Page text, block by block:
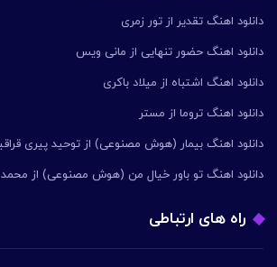
دانلود اهنگ تقدیر از تور زمری
دانلود اهنگ حضور تنهایی از مانی ویس
دانلود اهنگ اشتباه از میلاد باکری
دانلود اهنگ تروما از مستر
دانلود اهنگ بیمار (هوش مصنوعی) از توحید پیری
دانلود اهنگ تو باور خیال من (هوش مصنوعی) از محمد
راه های ارتباطی